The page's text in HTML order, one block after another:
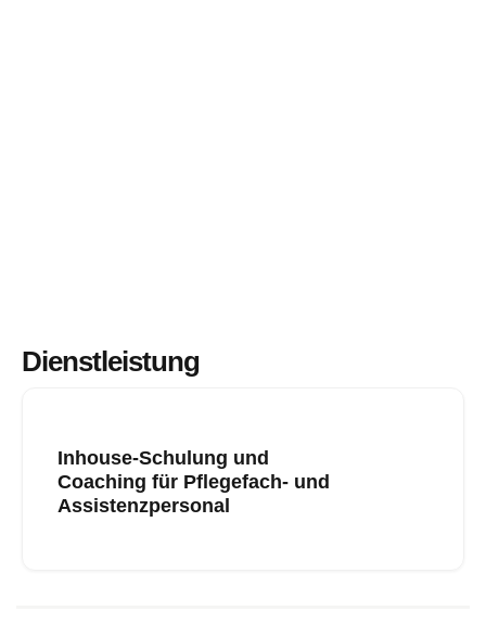
Dienstleistung
Inhouse-Schulung und
Coaching für Pflegefach- und
Assistenzpersonal